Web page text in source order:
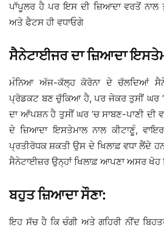
ਪਾੱਪੂਲਰ ਹੈ ਪਰ ਇਸ ਦੀ ਜ਼ਿਆਦਾ ਵਰਤੋਂ ਨਾਲ
ਅਤੇ ਫੈਟਸ ਹੀ ਵਧਾਓਗੇ
ਸੈਨੇਟਾਈਜਰ ਦਾ ਜ਼ਿਆਦਾ
ਮੰਨਿਆ ਅੱਜ-ਕੱਲ੍ਹ ਕੋਰੋਨਾ ਦੇ ਚੱਲਦਿਆਂ
ਪ੍ਰੋਡਕਟ ਬਣ ਚੁੱਕਿਆ ਹੈ, ਪਰ ਜੇਕਰ ਤੁਸੀਂ ਘਰ
ਦਾ ਆੱਪਸ਼ਨ ਹੈ ਤੁਸੀਂ ਘਰ ’ਚ ਸਾਬਣ-ਪਾਣੀ ਦੀ
ਦੇ ਜ਼ਿਆਦਾ ਇਸਤੇਮਾਲ ਨਾਲ ਕੀਟਾਣੂੰ,
ਪ੍ਰਤੀਰੋਧਕ ਸ਼ਕਤੀ ਉਸ ਦੇ ਖਿਲਾਫ਼ ਵਧਾ ਲੈਂਦੇ
ਸੈਨੇਟਾਈਜ਼ਰ ਉਨ੍ਹਾਂ ਖਿਲਾਫ਼ ਆਪਣਾ ਅਸਰ ਖੋਹ
ਬਹੁਤ ਜ਼ਿਆਦਾ ਸੌਣਾ:
ਇਹ ਸੱਚ ਹੈ ਕਿ ਚੰਗੀ ਅਤੇ ਗਹਿਰੀ ਨੀਂਦ